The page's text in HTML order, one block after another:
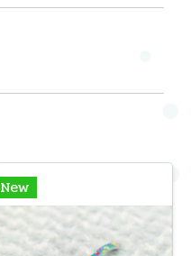
New